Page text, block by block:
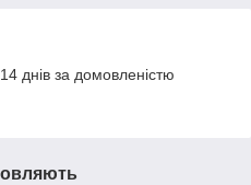
днів за домовленістю